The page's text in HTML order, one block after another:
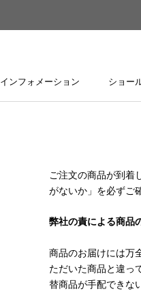
インフォメーション
インフォメーション ショー
ショー
ご注文の商品が到着
がないか」を必ずご
弊社の責による商品
商品のお届けには万
ただいた商品と違っ
替商品が手配できな